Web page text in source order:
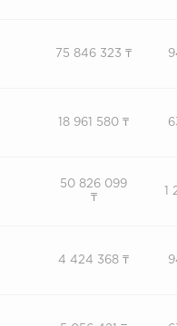
75 846 323 ₸
18 961 580 ₸
50 826 099
₸
1
4 424 368 ₸